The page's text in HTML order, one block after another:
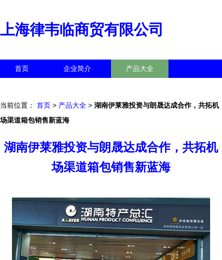
上海律韦临商贸有限公司
首页 企业简介 产品大全
当前位置： 首页 > 产品大全 > 湖南伊莱雅投资与朗晟达成合作，共拓机
场渠道箱包销售新蓝海
湖南伊莱雅投资与朗晟达成合作，共拓机
场渠道箱包销售新蓝海